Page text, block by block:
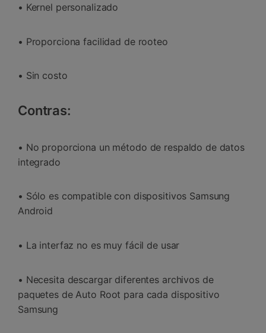
• Kernel personalizado
• Proporciona facilidad de rooteo
• Sin costo
Contras:
• No proporciona un método de respaldo de datos
integrado
• Sólo es compatible con dispositivos Samsung
Android
• La interfaz no es muy fácil de usar
• Necesita descargar diferentes archivos de
paquetes de Auto Root para cada dispositivo
Samsung